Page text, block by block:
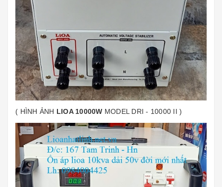
( HÌNH ẢNH LIOA 10000W MODEL DRI - 10000 II )